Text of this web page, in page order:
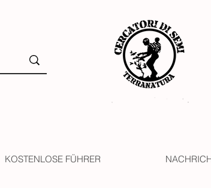
KOSTENLOSE FÜHRER